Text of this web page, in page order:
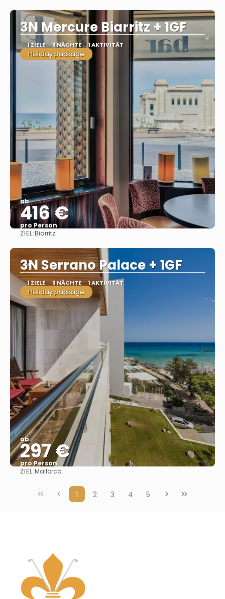
3N Mercure Biarritz + 1GF
1 ZIELE 3 NÄCHTE 1 AKTIVITÄT
Holiday package
ab
416 €
pro Person
ZIEL:Biarritz
3N Serrano Palace + 1GF
1 ZIELE 3 NÄCHTE 1 AKTIVITÄT
Holiday package
ab
297 €
pro Person
ZIEL:Mallorca
1 2 3 4 5